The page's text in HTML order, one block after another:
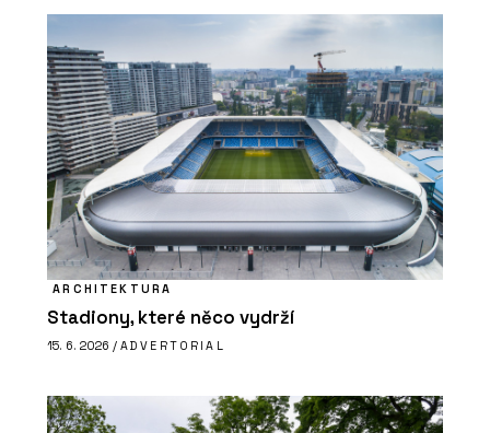
ARCHITEKTURA
Stadiony, které něco vydrží
15. 6. 2026 / ADVERTORIAL